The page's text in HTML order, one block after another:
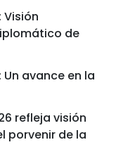
Visión
de
Un avance en la
refleja visión
porvenir de la